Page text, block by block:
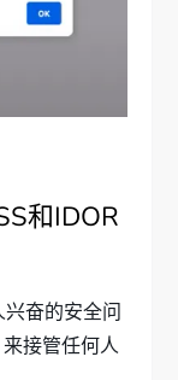
和IDOR
奋的安全问
接管任何人